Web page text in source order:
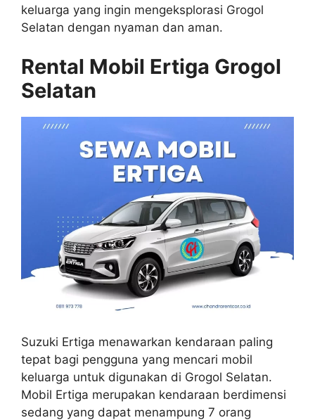
keluarga yang ingin mengeksplorasi Grogol
Selatan dengan nyaman dan aman.
Rental Mobil Ertiga Grogol
Selatan
Suzuki Ertiga menawarkan kendaraan paling
tepat bagi pengguna yang mencari mobil
keluarga untuk digunakan di Grogol Selatan.
Mobil Ertiga merupakan kendaraan berdimensi
sedang yang dapat menampung 7 orang